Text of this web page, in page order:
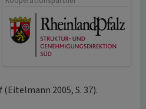
2005, S. 37).